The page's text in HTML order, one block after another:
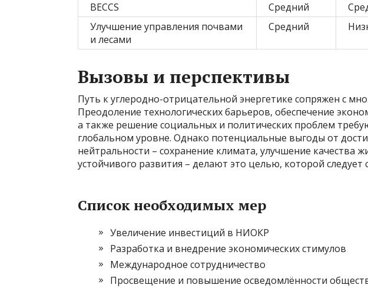
BECCS
Средний
Улучшение управления почвами
и лесами
Средний
Вызовы и перспективы
Путь к углеродно-отрицательной энергетике сопряжен с
Преодоление технологических барьеров, обеспечение
а также решение социальных и политических проблем
глобальном уровне. Однако потенциальные выгоды от
нейтральности – сохранение климата, улучшение качества
устойчивого развития – делают это целью, которой следует
Список необходимых мер
Увеличение инвестиций в НИОКР
Разработка и внедрение экономических стимулов
Международное сотрудничество
Просвещение и повышение осведомлённости